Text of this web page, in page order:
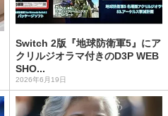
Switch 2版『地球防衛軍5』にア
クリルジオラマ付きのD3P WEB
SHO...
2026年6月19日